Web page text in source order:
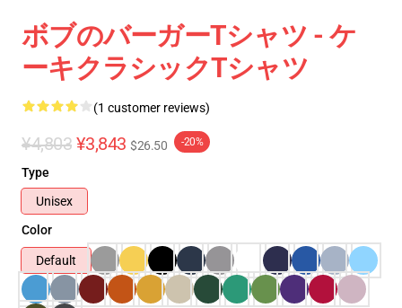
ボブのバーガーTシャツ - ケ
ーキクラシックTシャツ
(1 customer reviews)
¥4,803 ¥3,843 $26.50 -20%
Type
Unisex
Color
Default